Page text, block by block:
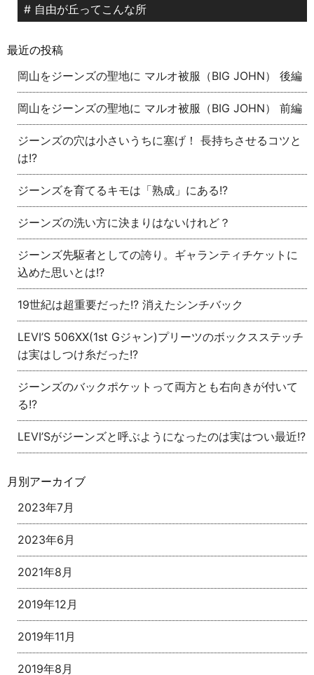
# 自由が丘ってこんな所
最近の投稿
岡山をジーンズの聖地に マルオ被服（BIG JOHN） 後編
岡山をジーンズの聖地に マルオ被服（BIG JOHN） 前編
ジーンズの穴は小さいうちに塞げ！ 長持ちさせるコツと
は!?
ジーンズを育てるキモは「熟成」にある!?
ジーンズの洗い方に決まりはないけれど？
ジーンズ先駆者としての誇り。ギャランティチケットに
込めた思いとは!?
19世紀は超重要だった!? 消えたシンチバック
LEVI’S 506XX(1st Gジャン)プリーツのボックスステッチ
は実はしつけ糸だった!?
ジーンズのバックポケットって両方とも右向きが付いて
る!?
LEVI’Sがジーンズと呼ぶようになったのは実はつい最近!?
月別アーカイブ
2023年7月
2023年6月
2021年8月
2019年12月
2019年11月
2019年8月